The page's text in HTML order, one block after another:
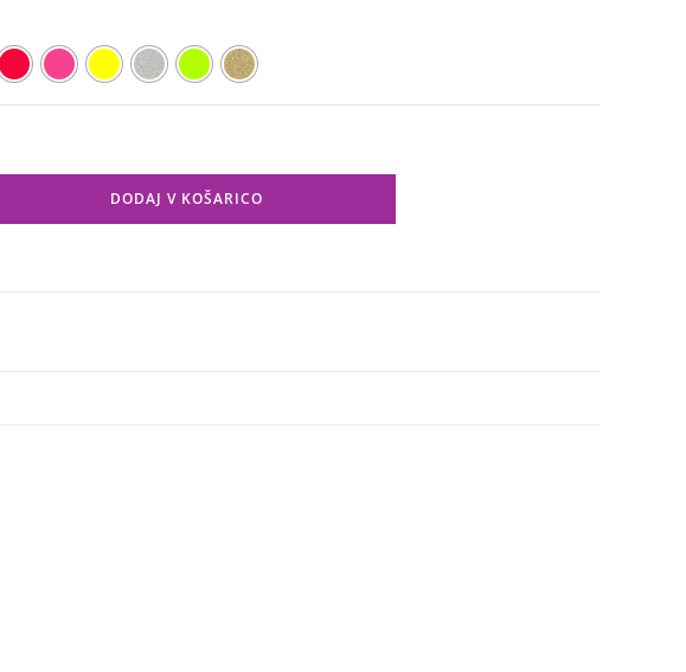
DODAJ V KOŠARICO